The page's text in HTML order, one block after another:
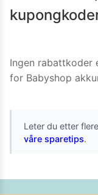
Ingen rabattkoder
for Babyshop
Leter du etter
våre sparetips.